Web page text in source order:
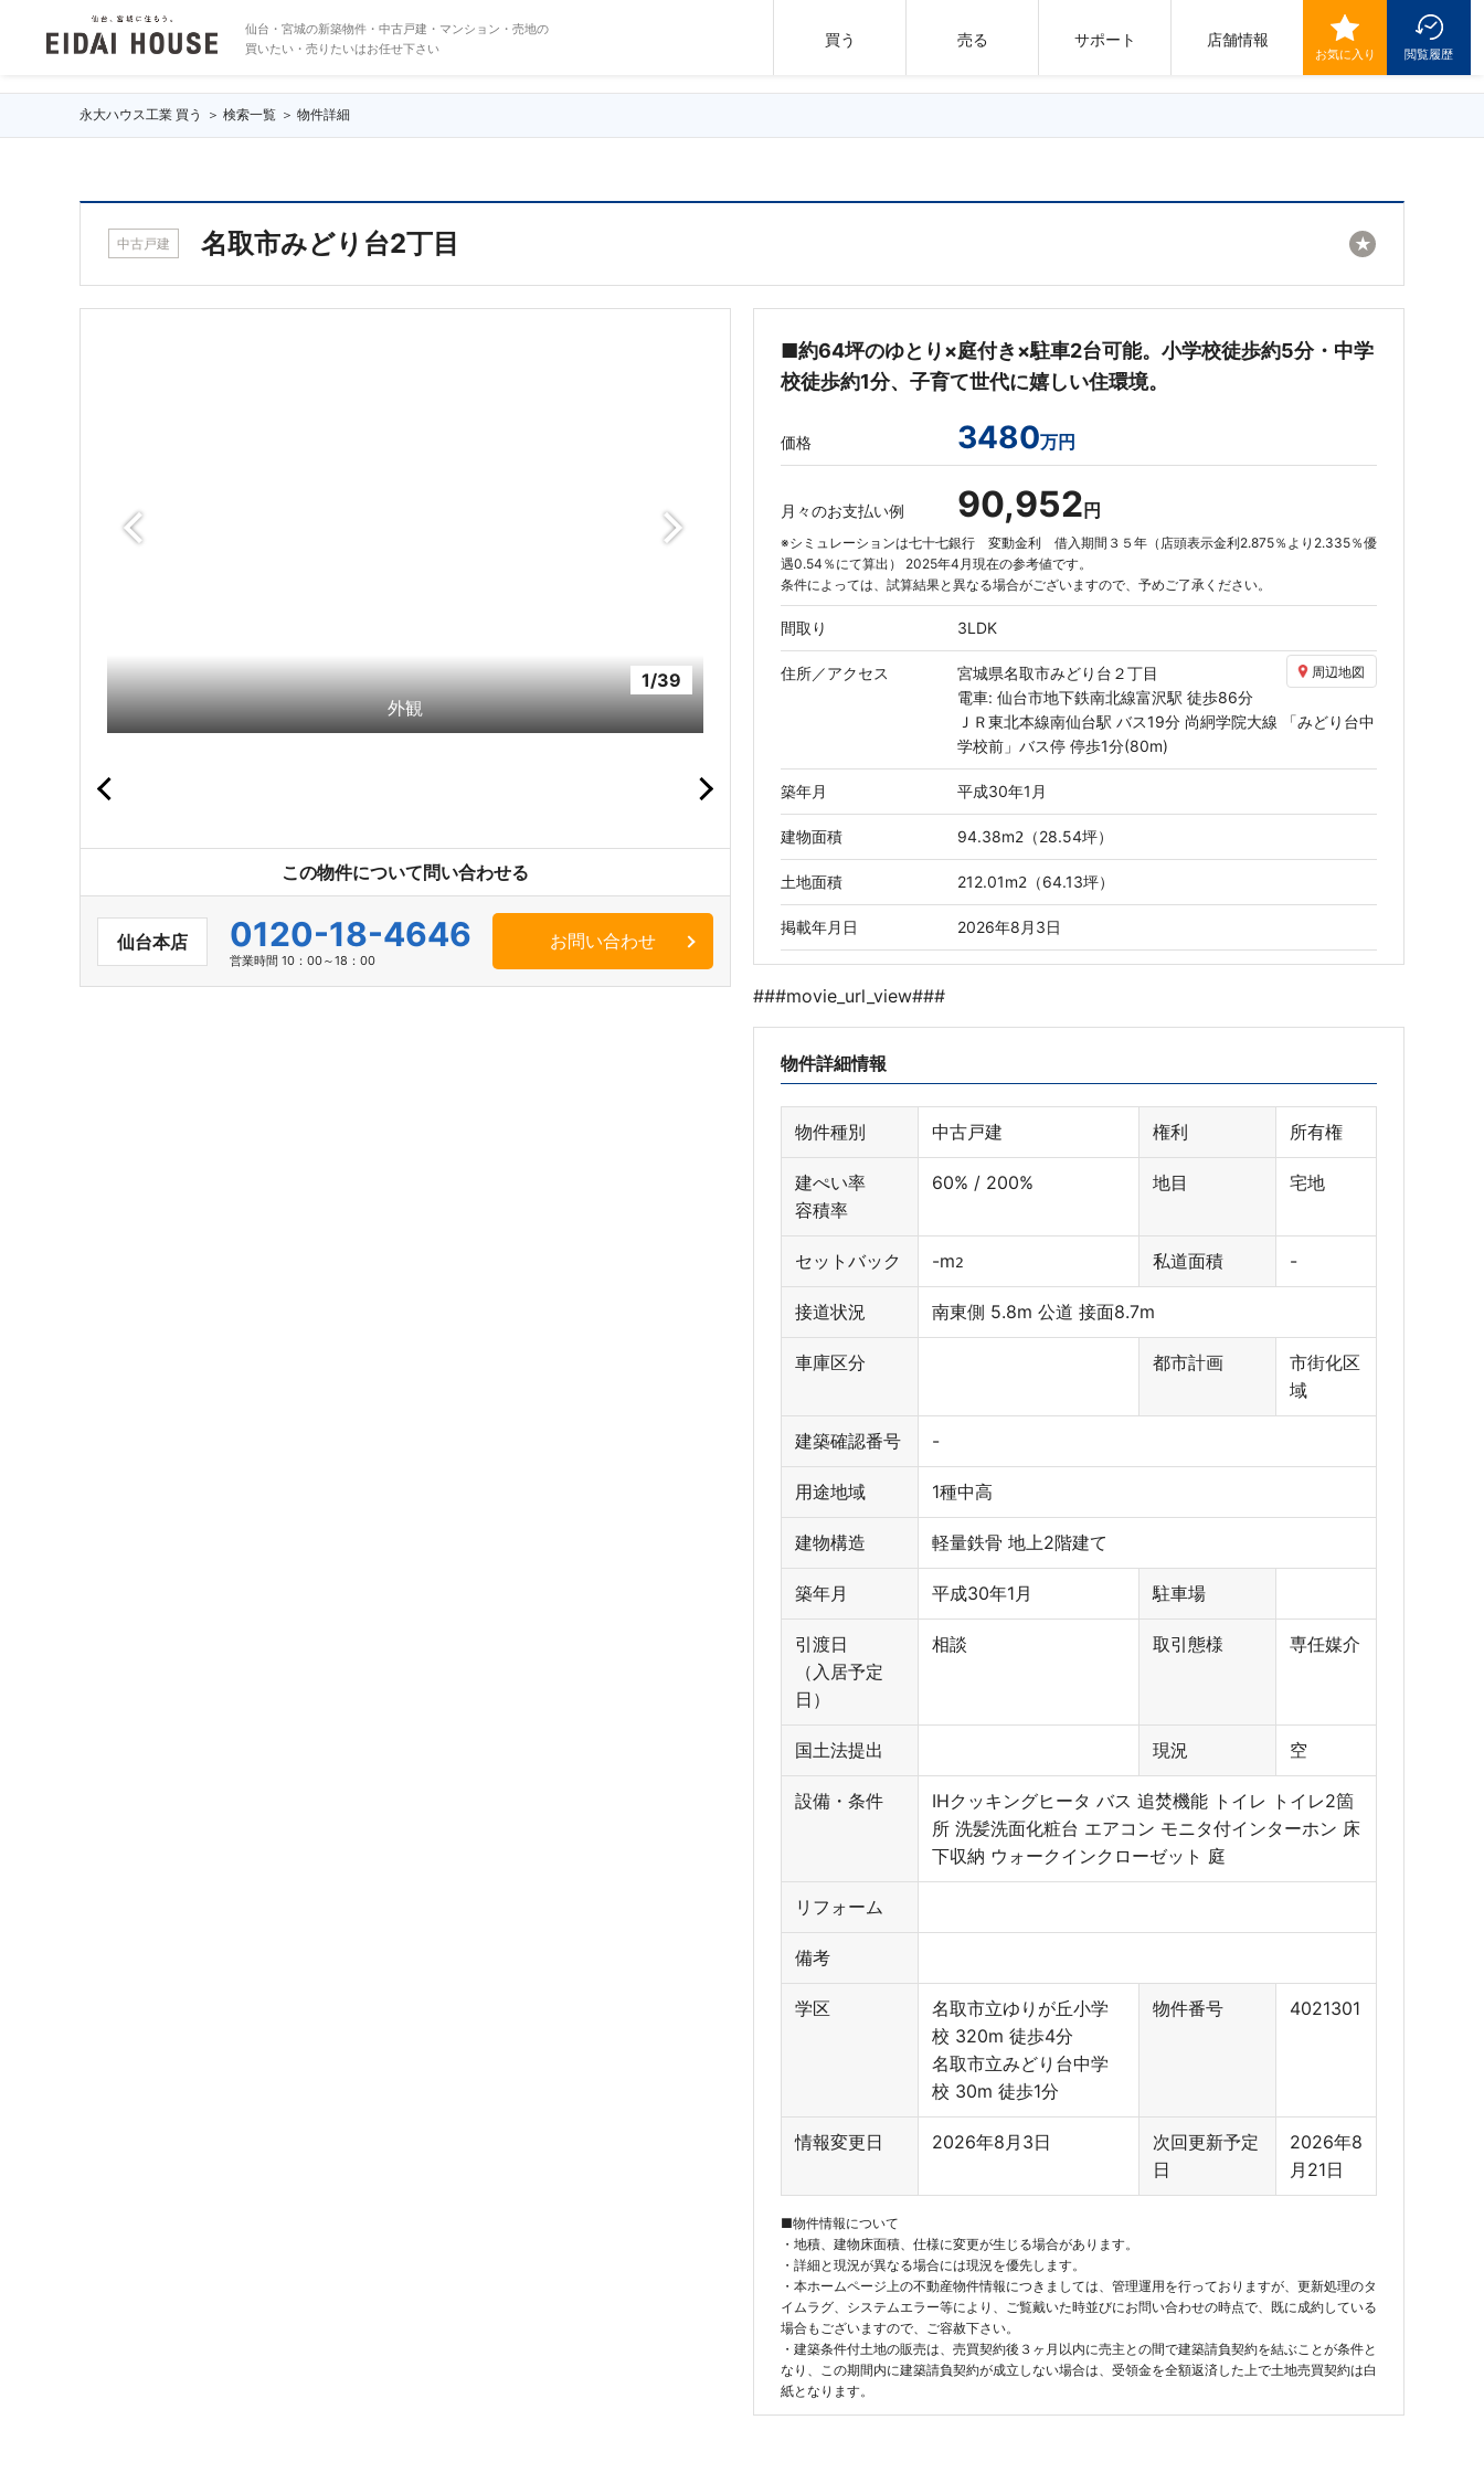
仙台・宮城の新築物件・中古戸建・マンション・売地の
買いたい・売りたいはお任せ下さい
買う 売る サポート 店舗情報
お気に入り 閲覧履歴
永大ハウス工業 買う 検索一覧 物件詳細
中古戸建 名取市みどり台2丁目 ★
外観
1/39
リビング
この物件について問い合わせる
仙台本店 0120-18-4646
営業時間 10：00～18：00
お問い合わせ
■約64坪のゆとり×庭付き×駐車2台可能。小学校徒歩約5分・中学
校徒歩約1分、子育て世代に嬉しい住環境。
価格 3480万円
月々のお支払い例 90,952 円
※シミュレーションは七十七銀行 変動金利 借入期間３５年（店頭表示金利2.875％より2.335％優
遇0.54％にて算出） 2025年4月現在の参考値です。
条件によっては、試算結果と異なる場合がございますので、予めご了承ください。
間取り 3LDK
住所／アクセス
宮城県名取市みどり台２丁目
電車: 仙台市地下鉄南北線富沢駅 徒歩86分
ＪＲ東北本線南仙台駅 バス19分 尚絅学院大線
「みどり台中
学校前」 バス停 停歩1分(80m)
周辺地図
築年月 平成30年1月
建物面積 94.38m2 （28.54坪）
土地面積 212.01m2 （64.13坪）
掲載年月日 2026年8月3日
###movie_url_view###
物件詳細情報
物件種別 中古戸建 権利 所有権
建ぺい率
容積率
60% / 200% 地目 宅地
セットバック -m2 私道面積 -
接道状況 南東側 5.8m 公道 接面8.7m
車庫区分 都市計画
市街化区
域
建築確認番号 -
用途地域 1種中高
建物構造 軽量鉄骨 地上2階建て
築年月 平成30年1月 駐車場
引渡日
（入居予定
日）
相談 取引態様 専任媒介
国土法提出 現況 空
設備・条件
IHクッキングヒータ バス 追焚機能 トイレ トイレ2箇
所 洗髪洗面化粧台 エアコン モニタ付インターホン 床
下収納 ウォークインクローゼット 庭
リフォーム
備考
学区
名取市立ゆりが丘小学
校 320m 徒歩4分
名取市立みどり台中学
校 30m 徒歩1分
物件番号 4021301
情報変更日 2026年8月3日
次回更新予定
日
2026年8
月21日
■物件情報について
・地積、建物床面積、仕様に変更が生じる場合があります。
・詳細と現況が異なる場合には現況を優先します。
・本ホームページ上の不動産物件情報につきましては、管理運用を行っておりますが、更新処理のタ
イムラグ、システムエラー等により、ご覧戴いた時並びにお問い合わせの時点で、既に成約している
場合もございますので、ご容赦下さい。
・建築条件付土地の販売は、売買契約後３ヶ月以内に売主との間で建築請負契約を結ぶことが条件と
なり、この期間内に建築請負契約が成立しない場合は、受領金を全額返済した上で土地売買契約は白
紙となります。